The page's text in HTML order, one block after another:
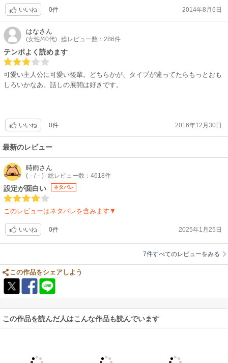
いいね 0件 2014年8月6日
はなさん
(女性/40代) 総レビュー数：286件
テンポよく読めます
可愛い主人公に可愛い後輩。どちらかが、タイプが違ってたらもっとおも
しろいかなあ。話しの展開は好きです。
いいね 0件 2016年12月30日
最新のレビュー
時雨さん
(－/－) 総レビュー数：4618件
設定が面白い ネタバレ
このレビューはネタバレを含みます▼
いいね 0件 2025年1月25日
7件すべてのレビューをみる
この作品をシェアしよう
この作品を読んだ人はこんな作品も読んでいます